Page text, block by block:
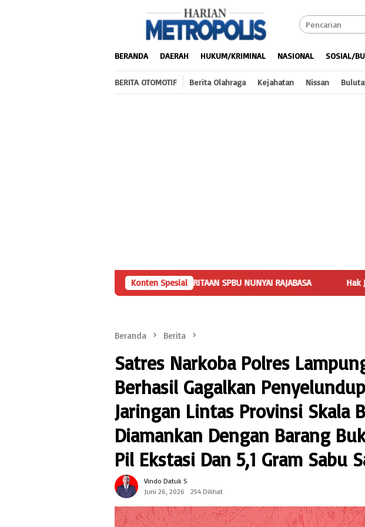
BERANDA DAERAH HUKUM/KRIMINAL NASIONAL SOSIAL/
BERITA OTOMOTIF Berita Olahraga Kejahatan Nissan
Konten Spesial
KLARIFIKASI TERKAIT PEMBERITAAN SPBU NUNYAI RAJABASA Hak Jawab Disampaikan,
Beranda Berita
Satres Narkoba Polres
Berhasil Gagalkan
Jaringan Lintas Provinsi Skala
Diamankan Dengan Barang
Pil Ekstasi Dan 5,1 Gram Sabu
Vindo Datuk S
Juni 26, 2026
254 Dilihat